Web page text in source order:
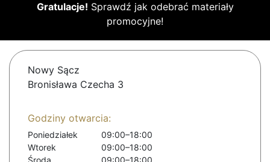
Gratulacje! Sprawdź jak odebrać materiały
promocyjne!
Nowy Sącz
Bronisława Czecha 3
Godziny otwarcia:
Poniedziałek
09:00–18:00
Wtorek
09:00–18:00
Środa
09:00–18:00